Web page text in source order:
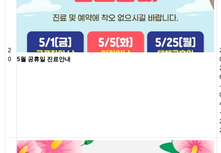
2
0
5월 공휴일 진료안내
-
-